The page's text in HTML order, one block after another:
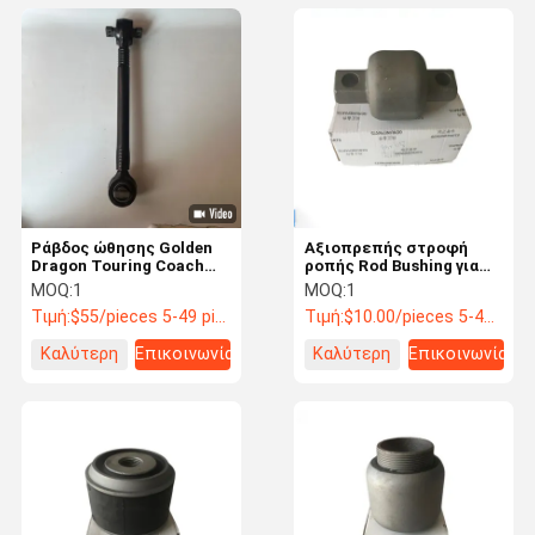
Αξιοπρεπής στροφή
ροπής Rod Bushing για
Zhongtong & King Long
λεωφορεία φ88x115mm
MOQ:1
Τιμή:$10.00/pieces 5-49 pieces
Καλύτερη
Επικοινωνία
Ράβδος ώθησης Golden
Dragon Touring Coach
JR03-120644-07
MOQ:1
Τιμή:$55/pieces 5-49 pieces
Καλύτερη
Επικοινωνία